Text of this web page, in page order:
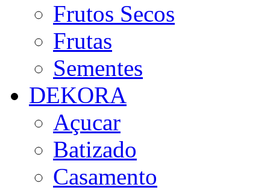
Frutos Secos
Frutas
Sementes
DEKORA
Açucar
Batizado
Casamento